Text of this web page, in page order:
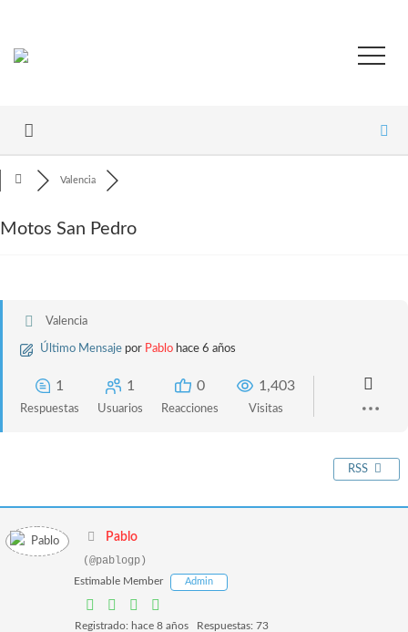
Valencia
Motos San Pedro
Valencia
Último Mensaje por Pablo hace 6 años
1
Respuestas
1
Usuarios
0
Reacciones
1,403
Visitas
RSS
Pablo
(@pablogp)
Estimable Member Admin
Registrado: hace 8 años Respuestas: 73